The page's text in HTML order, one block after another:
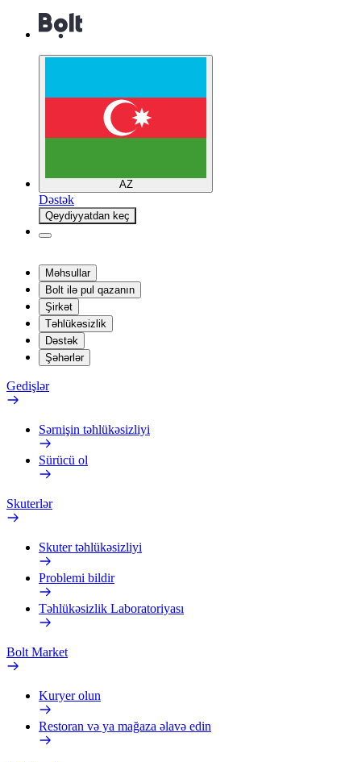
AZ
Dəstək
Qeydiyyatdan keç
Məhsullar
Bolt ilə pul qazanın
Şirkət
Təhlükəsizlik
Dəstək
Şəhərlər
Gedişlər
Sərnişin təhlükəsizliyi
Sürücü ol
Skuterlər
Skuter təhlükəsizliyi
Problemi bildir
Təhlükəsizlik Laboratoriyası
Bolt Market
Kuryer olun
Restoran və ya mağaza əlavə edin